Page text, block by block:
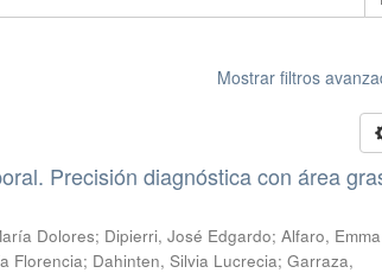
Mostrar filtros
Precisión diagnóstica con área
Dolores; Dipierri, José Edgardo;Alfaro, Emma
Florencia; Dahinten, Silvia Lucrecia;Garraza,